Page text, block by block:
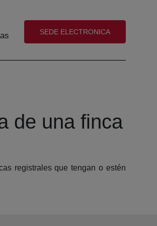
(abre en nueva ventana)
SEDE ELECTRONICA
de una finca
registrales que tengan o estén